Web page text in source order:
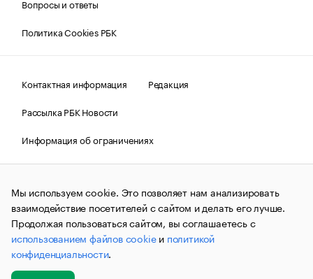
Вопросы и ответы
Политика Cookies РБК
Контактная информация
Редакция
Рассылка РБК Новости
Информация об ограничениях
Правовая информация
О соблюдении авторских прав
© АО «РОСБИЗНЕСКОНСАЛТИНГ»,1995–2026.Сообщения
и материалы информационного агентства «РБК»
(зарегистрировано Федеральной службой по надзору в сфере
связи, информационных технологий и массовых
коммуникаций (Роскомнадзор) 09.12.2015 за номером ИА
№ФС77-63848) сопровождаются пометкой «РБК». Отдельные
публикации могут содержать информацию,
не предназначенную для пользователей
Мы используем cookie. Это позволяет нам анализировать
взаимодействие посетителей с сайтом и делать его лучше.
Продолжая пользоваться сайтом, вы соглашаетесь с
использованием файлов cookieи политикой
конфиденциальности.